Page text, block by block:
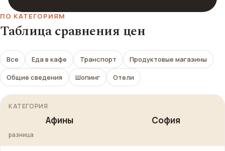
ПО КАТЕГОРИЯМ
Таблица сравнения цен
Все Еда в кафе Транспорт
Продуктовые магазины
Общие сведения
Шопинг Отели
КАТЕГОРИЯ
Афины София
разница